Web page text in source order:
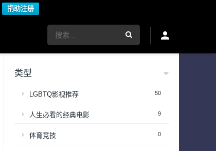
捐助注册
类型
LGBTQ影视推荐 50
人生必看的经典电影 9
体育竞技 0